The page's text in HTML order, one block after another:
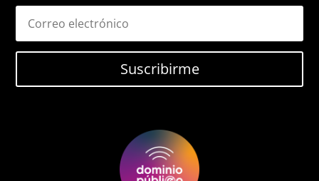
Suscribirme